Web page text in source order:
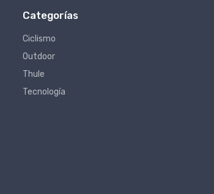
Categorías
Ciclismo
Outdoor
Thule
Tecnología